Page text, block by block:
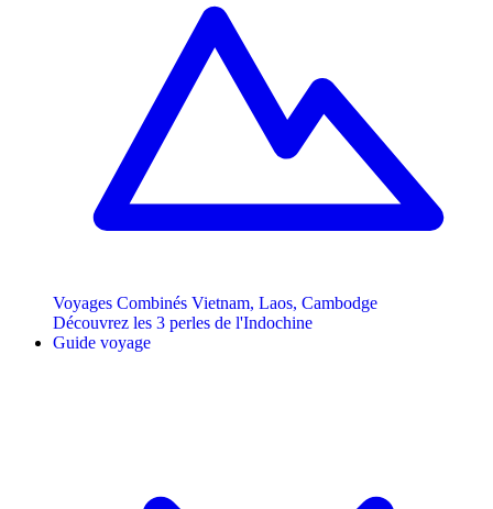
Voyages Combinés Vietnam, Laos, Cambodge
Découvrez les 3 perles de l'Indochine
Guide voyage